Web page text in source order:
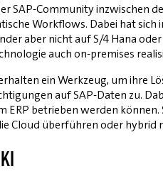
SAP-Community inzwischen
Workflows. Dabei hat
aber nicht auf S/4 Hana
auch on-premises
ein Werkzeug, um ihre
auf SAP-Daten zu.
betrieben werden können.
Cloud überführen oder hybrid